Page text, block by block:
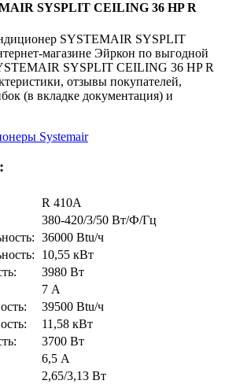
SYSPLIT CEILING 36 HP R
SYSTEMAIR SYSPLIT
магазине Эйркон по выгодной
SYSPLIT CEILING 36 HP R
отзывы покупателей,
(в вкладке документация) и
Systemair
R 410A
380-420/3/50 Вт/Ф/Гц
36000 Btu/ч
10,55 кВт
3980 Вт
7 А
39500 Btu/ч
11,58 кВт
3700 Вт
6,5 А
2,65/3,13 Вт